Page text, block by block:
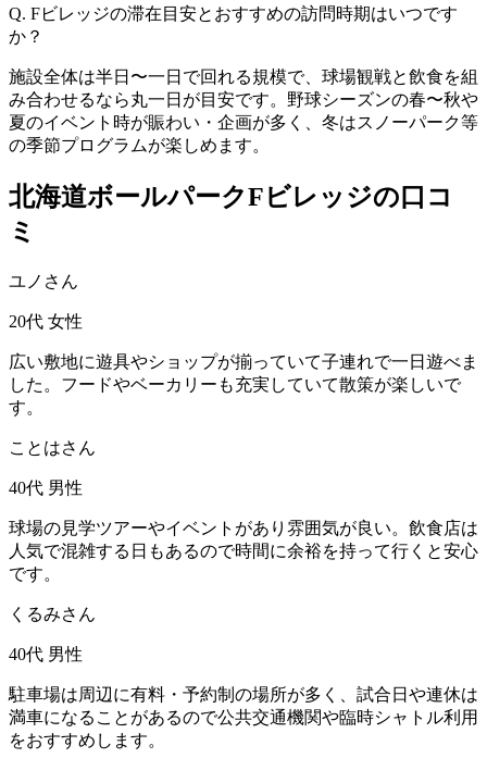
Q. Fビレッジの滞在目安とおすすめの訪問時期はいつです
か？
施設全体は半日〜一日で回れる規模で、球場観戦と飲食を組
み合わせるなら丸一日が目安です。野球シーズンの春〜秋や
夏のイベント時が賑わい・企画が多く、冬はスノーパーク等
の季節プログラムが楽しめます。
北海道ボールパークFビレッジの口コ
ミ
ユノさん
20代 女性
広い敷地に遊具やショップが揃っていて子連れで一日遊べま
した。フードやベーカリーも充実していて散策が楽しいで
す。
ことはさん
40代 男性
球場の見学ツアーやイベントがあり雰囲気が良い。飲食店は
人気で混雑する日もあるので時間に余裕を持って行くと安心
です。
くるみさん
40代 男性
駐車場は周辺に有料・予約制の場所が多く、試合日や連休は
満車になることがあるので公共交通機関や臨時シャトル利用
をおすすめします。